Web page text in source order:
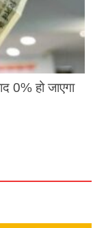
0% हो जाएगा